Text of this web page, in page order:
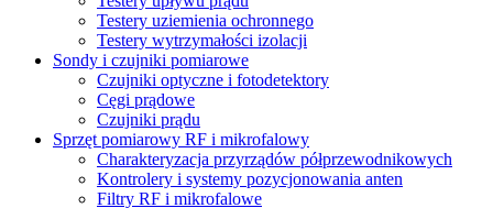
Testery uziemienia ochronnego
Testery wytrzymałości izolacji
Sondy i czujniki pomiarowe
Czujniki optyczne i fotodetektory
Cęgi prądowe
Czujniki prądu
Sprzęt pomiarowy RF i mikrofalowy
Charakteryzacja przyrządów półprzewodnikowych
Kontrolery i systemy pozycjonowania anten
Filtry RF i mikrofalowe